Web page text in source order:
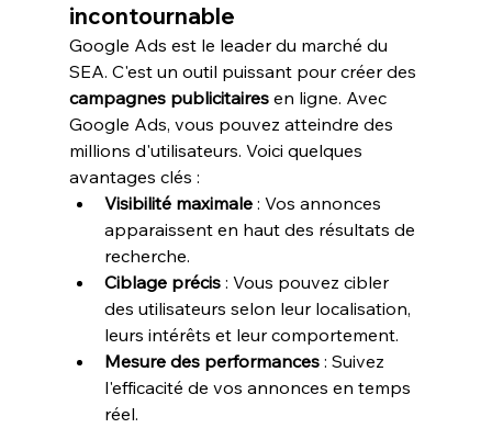
incontournable
Google Ads est le leader du marché du
SEA. C'est un outil puissant pour créer des
campagnes publicitaires en ligne. Avec
Google Ads, vous pouvez atteindre des
millions d'utilisateurs. Voici quelques
avantages clés :
Visibilité maximale : Vos annonces
apparaissent en haut des résultats de
recherche.
Ciblage précis : Vous pouvez cibler
des utilisateurs selon leur localisation,
leurs intérêts et leur comportement.
Mesure des performances : Suivez
l'efficacité de vos annonces en temps
réel.